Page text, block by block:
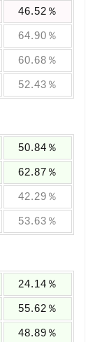
46.52％
64.90％
60.68％
52.43％
50.84％
62.87％
42.29％
53.63％
24.14％
55.62％
48.89％